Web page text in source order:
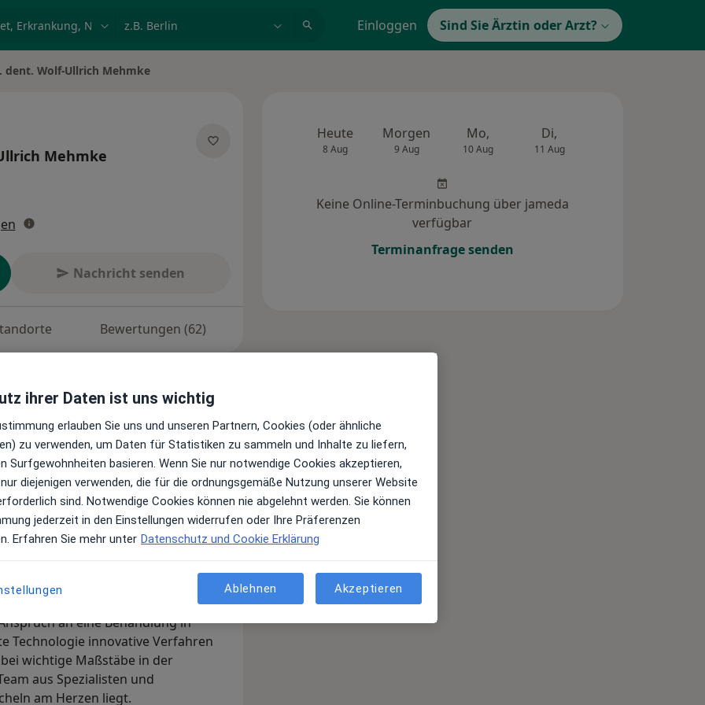
Einloggen Sind Sie Ärztin oder Arzt?
dent. Wolf-Ullrich Mehmke
Mehmke
Nachricht senden
Bewertungen (62)
Juni 2022 Juni 2022 Juni 2022
& Implantologie Ihrem
an eine Behandlung in
Technologie innovative Verfahren
wichtige Maßstäbe in der
aus Spezialisten und
am Herzen liegt.
Heute
8 Aug
Morgen
9 Aug
Mo,
10 Aug
Di,
11 Aug
Keine Online-Terminbuchung über jameda
verfügbar
Terminanfrage senden
ihrer Daten ist uns wichtig
erlauben Sie uns und unseren Partnern, Cookies (oder ähnliche
zu verwenden, um Daten für Statistiken zu sammeln und Inhalte zu liefern,
Surfgewohnheiten basieren. Wenn Sie nur notwendige Cookies akzeptieren,
diejenigen verwenden, die für die ordnungsgemäße Nutzung unserer Website
sind. Notwendige Cookies können nie abgelehnt werden. Sie können
jederzeit in den Einstellungen widerrufen oder Ihre Präferenzen
Erfahren Sie mehr unter Datenschutz und Cookie Erklärung
Ablehnen Akzeptieren